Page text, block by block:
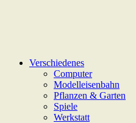
Verschiedenes
Computer
Modelleisenbahn
Pflanzen & Garten
Spiele
Werkstatt